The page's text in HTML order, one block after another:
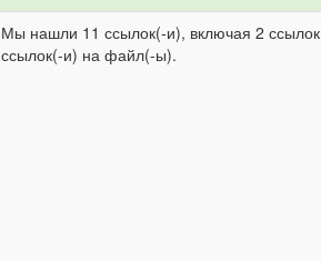
Мы нашли 11 ссылок(-и), включая 2 ссылок
ссылок(-и) на файл(-ы).